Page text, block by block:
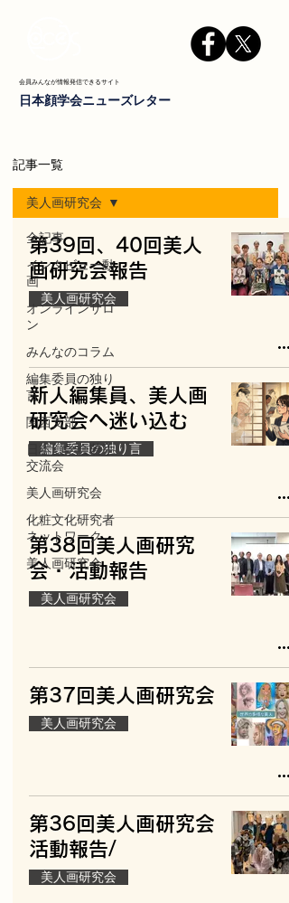
日本顔学会ニューズレター
会員みんなが情報発信できるサイト
記事一覧
全記事
インタビュー動
画
オンラインサロ
ン
みんなのコラム
編集委員の独り
言
関西支部
日本顔学会若手
交流会
美人画研究会
化粧文化研究者
ネットワーク
美人画研究会
美人画研究会
第39回、40回美人
画研究会報告
美人画研究会
新人編集員、美人画
研究会へ迷い込む
編集委員の独り言
第38回美人画研究
会・活動報告
美人画研究会
第37回美人画研究会
美人画研究会
第36回美人画研究会
活動報告/
美人画研究会